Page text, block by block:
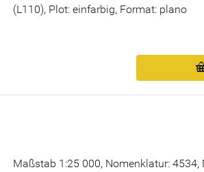
(L110), Plot: einfarbig, Format: plano
Maßstab 1:25 000, Nomenklatur: